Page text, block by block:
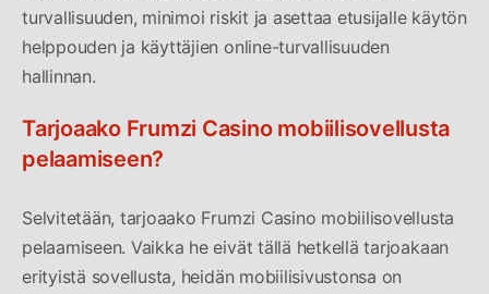
turvallisuuden, minimoi riskit ja asettaa etusijalle käytön
helppouden ja käyttäjien online-turvallisuuden
hallinnan.
Tarjoaako Frumzi Casino mobiilisovellusta
pelaamiseen?
Selvitetään, tarjoaako Frumzi Casino mobiilisovellusta
pelaamiseen. Vaikka he eivät tällä hetkellä tarjoakaan
erityistä sovellusta, heidän mobiilisivustonsa on